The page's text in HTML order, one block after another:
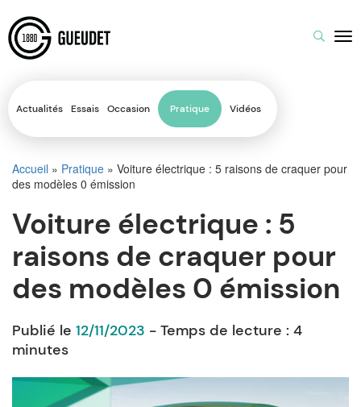
Actualités Essais Occasion Pratique Vidéos
Accueil » Pratique » Voiture électrique : 5 raisons de craquer pour
des modèles 0 émission
Voiture électrique : 5
raisons de craquer pour
des modèles 0 émission
Publié le 12/11/2023 - Temps de lecture : 4
minutes